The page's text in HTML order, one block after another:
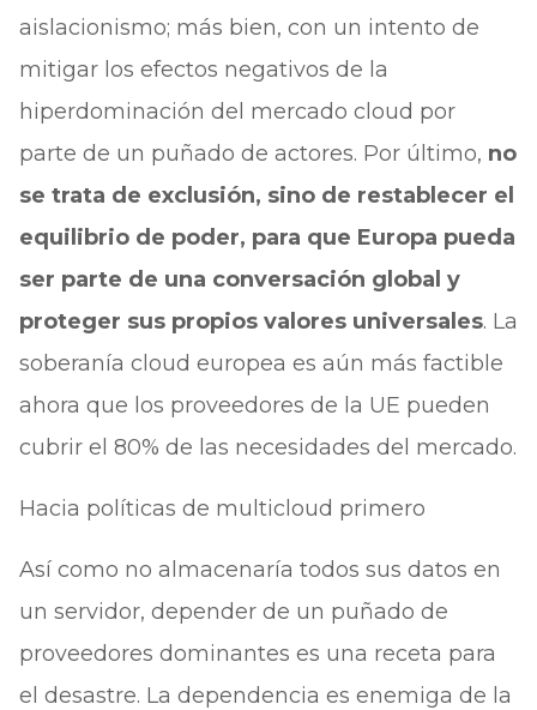
aislacionismo; más bien, con un intento de
mitigar los efectos negativos de la
hiperdominación del mercado cloud por
parte de un puñado de actores. Por último, no
se trata de exclusión, sino de restablecer el
equilibrio de poder, para que Europa pueda
ser parte de una conversación global y
proteger sus propios valores universales. La
soberanía cloud europea es aún más factible
ahora que los proveedores de la UE pueden
cubrir el 80% de las necesidades del mercado.
Hacia políticas de multicloud primero
Así como no almacenaría todos sus datos en
un servidor, depender de un puñado de
proveedores dominantes es una receta para
el desastre. La dependencia es enemiga de la